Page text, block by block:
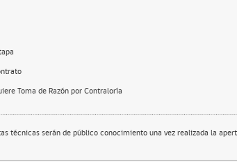
Toma de Razón por Contraloría
técnicas serán de público conocimiento una vez realizada la